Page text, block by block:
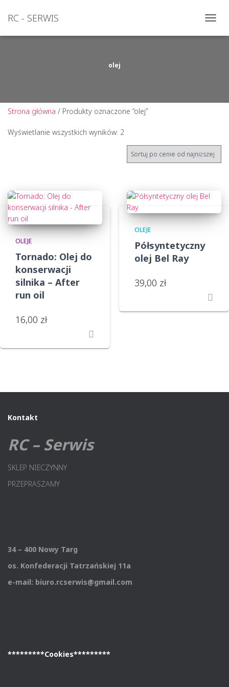
RC - SERWIS
olej
Strona główna / Produkty oznaczone “olej”
Wyświetlanie wszystkich wyników: 2
według
ceny:
od
wysokiej
OLEJE
Tornado: Olej do
konserwacji
silnika – After
run oil
16,00 zł
OLEJE
Półsyntetyczny
olej Bel Ray
39,00 zł
Kontakt
RC – Serwis
SKLEP NIECZYNNY
PRZEPRASZAMY
34 – 400 Nowy Targ
os. Konfederacji Tatrzańskiej 11a
e-mail: biuro.rcserwis@gmail.com
*********Cookies*********